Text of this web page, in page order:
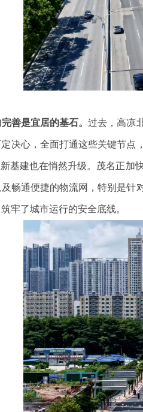
善是宜居的基石。过去，高凉
决心，全面打通这些关键节点
新基建也在悄然升级。茂名正
畅通便捷的物流网，特别是
牢了城市运行的安全底线。